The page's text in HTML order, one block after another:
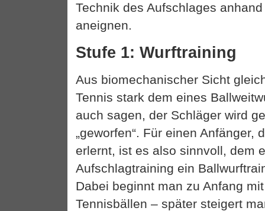
Technik des Aufschlages
aneignen.
Stufe 1: Wurftraining
Aus biomechanischer Sicht
Tennis stark dem eines
auch sagen, der Schläger wird
„geworfen“. Für einen Anfänger,
erlernt, ist es also sinnvoll, dem
Aufschlagtraining ein
Dabei beginnt man zu Anfang
Tennisbällen – später steigert